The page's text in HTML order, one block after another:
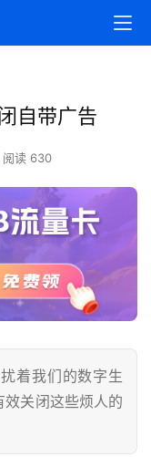
自带广告
阅读 630
着我们的数字生
关闭这些烦人的